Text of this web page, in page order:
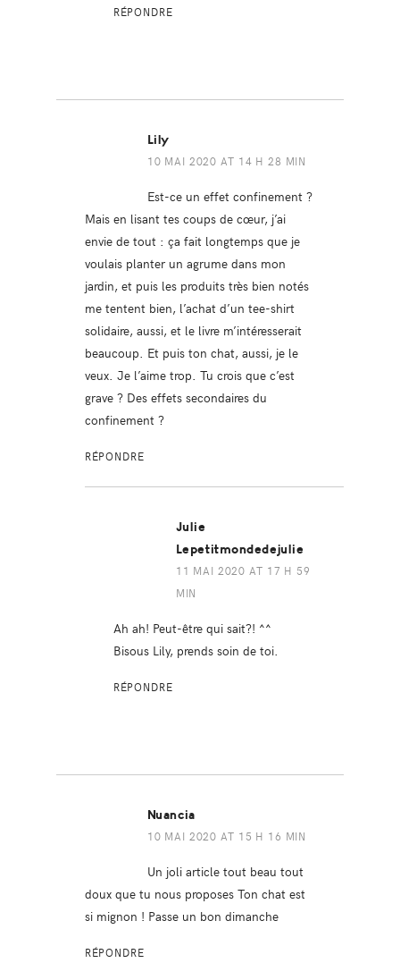
RÉPONDRE
Lily
10 MAI 2020 AT 14 H 28 MIN
Est-ce un effet confinement ?
Mais en lisant tes coups de cœur, j’ai
envie de tout : ça fait longtemps que je
voulais planter un agrume dans mon
jardin, et puis les produits très bien notés
me tentent bien, l’achat d’un tee-shirt
solidaire, aussi, et le livre m’intéresserait
beaucoup. Et puis ton chat, aussi, je le
veux. Je l’aime trop. Tu crois que c’est
grave ? Des effets secondaires du
confinement ?
RÉPONDRE
Julie
Lepetitmondedejulie
11 MAI 2020 AT 17 H 59
MIN
Ah ah! Peut-être qui sait?! ^^
Bisous Lily, prends soin de toi.
RÉPONDRE
Nuancia
10 MAI 2020 AT 15 H 16 MIN
Un joli article tout beau tout
doux que tu nous proposes Ton chat est
si mignon ! Passe un bon dimanche
RÉPONDRE